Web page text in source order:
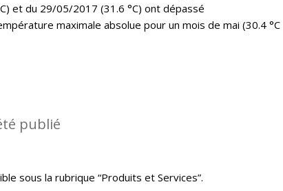
et du 29/05/2017 (31.6 °C) ont dépassé
maximale absolue pour un mois de mai (30.4 °C
publié
sous la rubrique “Produits et Services”.